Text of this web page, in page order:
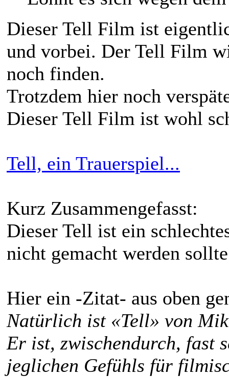
Dieser Tell Film ist
und vorbei. Der Tell Film
noch finden.
Trotzdem hier noch
Dieser Tell Film ist wohl
Tell, ein Trauerspiel...
Kurz Zusammengefasst:
Dieser Tell ist ein
nicht gemacht werden
Hier ein -Zitat- aus oben
Natürlich ist «Tell» von
Er ist, zwischendurch, fast
jeglichen Gefühls für